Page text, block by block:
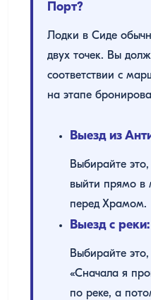
Порт?
Лодки в Сиде
двух точек. Вы
соответствии с
на этапе
Выезд из
Выбирайте
выйти прямо в
перед Храмом.
Выезд с реки:
Выбирайте
«Сначала я
по реке, а